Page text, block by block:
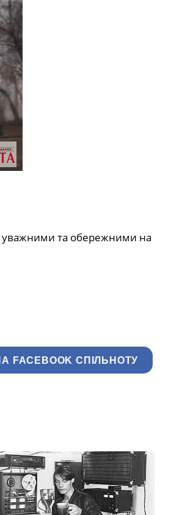
уважними та обережними на
FACEBOOK СПІЛЬНОТУ